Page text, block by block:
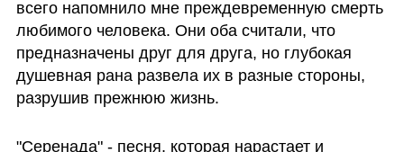
всего напомнило мне преждевременную смерть
любимого человека. Они оба считали, что
предназначены друг для друга, но глубокая
душевная рана развела их в разные стороны,
разрушив прежнюю жизнь.
"Серенада" - песня, которая нарастает и